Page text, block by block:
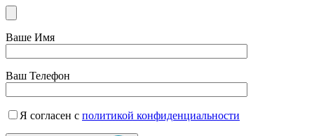
Ваше Имя
Ваш Телефон
Я согласен с политикой конфиденциальности